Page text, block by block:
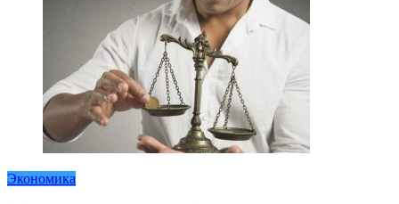
Экономика